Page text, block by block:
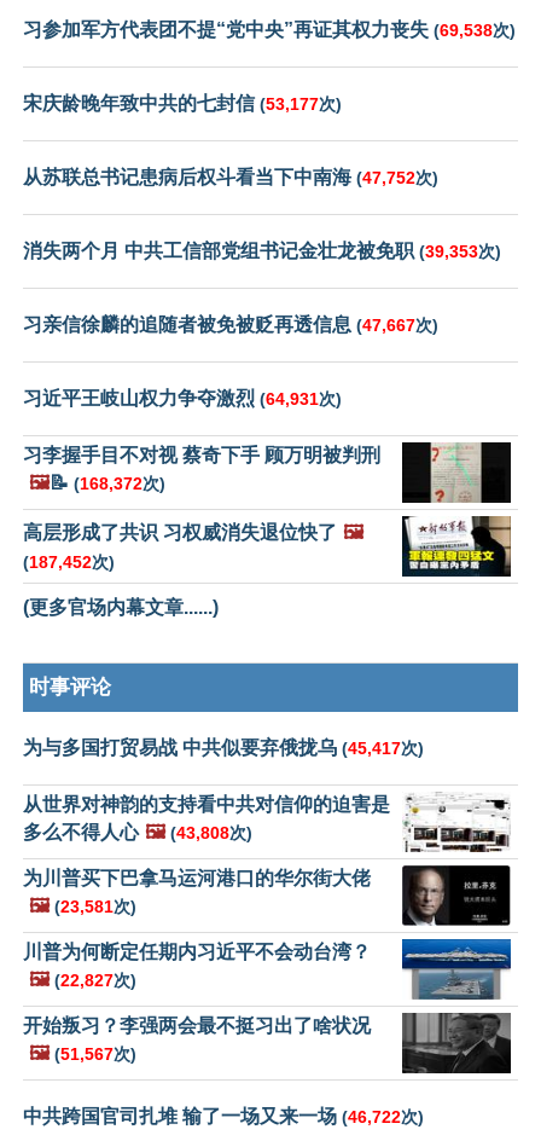
习参加军方代表团不提“党中央”再证其权力丧失 (69,538次)
宋庆龄晚年致中共的七封信(53,177次)
从苏联总书记患病后权斗看当下中南海 (47,752次)
消失两个月 中共工信部党组书记金壮龙被免职 (39,353次)
习亲信徐麟的追随者被免被贬再透信息 (47,667次)
习近平王岐山权力争夺激烈 (64,931次)
习李握手目不对视 蔡奇下手 顾万明被判刑
🖼️📝 (168,372次)
高层形成了共识 习权威消失退位快了 🖼️
(187,452次)
(更多官场内幕文章......)
时事评论
为与多国打贸易战 中共似要弃俄拢乌 (45,417次)
从世界对神韵的支持看中共对信仰的迫害是
多么不得人心 🖼️ (43,808次)
为川普买下巴拿马运河港口的华尔街大佬
🖼️ (23,581次)
川普为何断定任期内习近平不会动台湾？
🖼️ (22,827次)
开始叛习？李强两会最不挺习出了啥状况
🖼️ (51,567次)
中共跨国官司扎堆 输了一场又来一场 (46,722次)